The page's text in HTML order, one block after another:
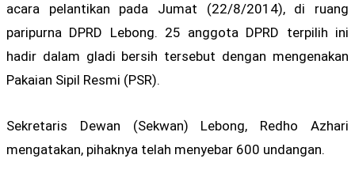
acara pelantikan pada Jumat (22/8/2014), di ruang
paripurna DPRD Lebong. 25 anggota DPRD terpilih ini
hadir dalam gladi bersih tersebut dengan mengenakan
Pakaian Sipil Resmi (PSR).
Sekretaris Dewan (Sekwan) Lebong, Redho Azhari
mengatakan, pihaknya telah menyebar 600 undangan.